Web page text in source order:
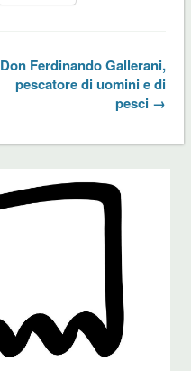
Don Ferdinando Gallerani,
pescatore di uomini e di
pesci →